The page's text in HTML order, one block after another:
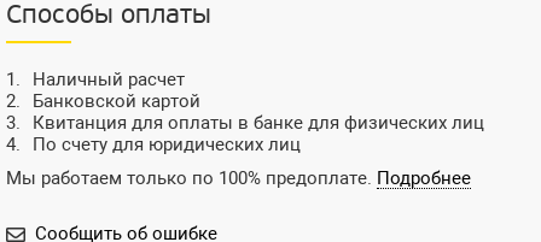
Способы оплаты
Наличный расчет
Банковской картой
Квитанция для оплаты в банке для физических лиц
По счету для юридических лиц
Мы работаем только по 100% предоплате. Подробнее
Сообщить об ошибке